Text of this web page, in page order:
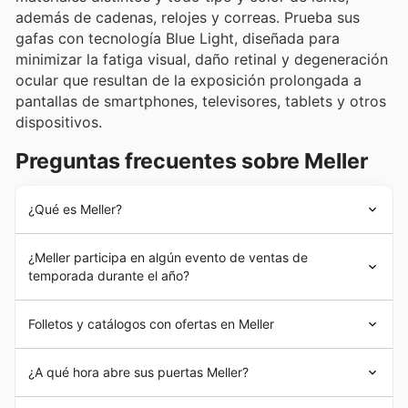
además de cadenas, relojes y correas. Prueba sus
gafas con tecnología Blue Light, diseñada para
minimizar la fatiga visual, daño retinal y degeneración
ocular que resultan de la exposición prolongada a
pantallas de smartphones, televisores, tablets y otros
dispositivos.
Preguntas frecuentes sobre Meller
¿Qué es Meller?
estudiando Administración y Dirección de Empresas en
Barcelona. Tras unos meses realizando estudios de
campo en Kuala Lumpur durante el 2014 el trío regresó
y lanzó su marca con el nombreMeller. La empresa
México, Chile, Colombia, Brasil y Venezuela.
¿Meller participa en algún evento de ventas de
temporada durante el año?
de temporadayofertas semanalesa lo largo del año, y
en este sitio web encontrarás todos susfolletos,
anuncios semanales yfolletosactualizados. Te
Folletos y catálogos con ofertas en Meller
degafas de sol.
¿A qué hora abre sus puertas Meller?